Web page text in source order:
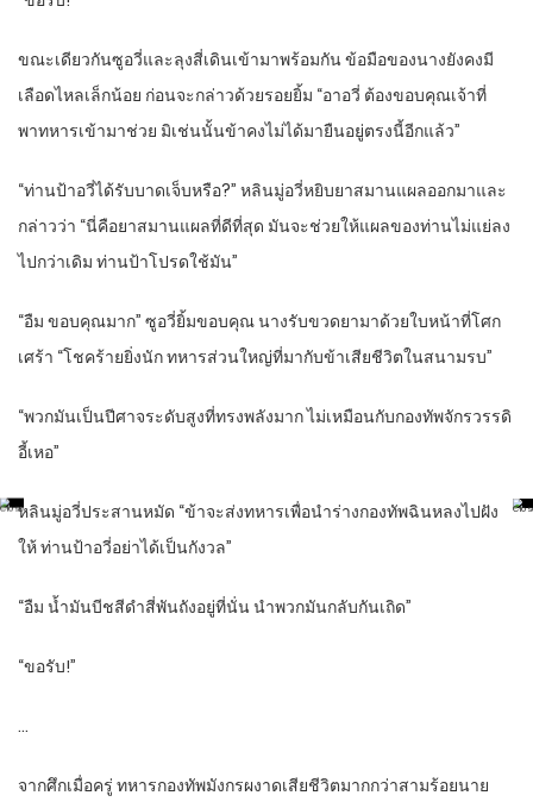
ขณะเดียวกันซูอวี่และลุงสี่เดินเข้ามาพร้อมกัน ข้อมือของนางยังคงมี
เลือดไหลเล็กน้อย ก่อนจะกล่าวด้วยรอยยิ้ม “อาอวี่ ต้องขอบคุณเจ้าที่
พาทหารเข้ามาช่วย มิเช่นนั้นข้าคงไม่ได้มายืนอยู่ตรงนี้อีกแล้ว”
“ท่านป้าอวี่ได้รับบาดเจ็บหรือ?” หลินมู่อวี่หยิบยาสมานแผลออกมาและ
กล่าวว่า “นี่คือยาสมานแผลที่ดีที่สุด มันจะช่วยให้แผลของท่านไม่แย่ลง
ไปกว่าเดิม ท่านป้าโปรดใช้มัน”
“อืม ขอบคุณมาก” ซูอวี่ยิ้มขอบคุณ นางรับขวดยามาด้วยใบหน้าที่โศก
เศร้า “โชคร้ายยิ่งนัก ทหารส่วนใหญ่ที่มากับข้าเสียชีวิตในสนามรบ”
“พวกมันเป็นปีศาจระดับสูงที่ทรงพลังมาก ไม่เหมือนกับกองทัพจักรวรรดิ
อี้เหอ”
หลินมู่อวี่ประสานหมัด “ข้าจะส่งทหารเพื่อนำร่างกองทัพฉินหลงไปฝัง
ให้ ท่านป้าอวี่อย่าได้เป็นกังวล”
“อืม น้ำมันบีชสีดำสี่พันถังอยู่ที่นั่น นำพวกมันกลับกันเถิด”
“ขอรับ!”
…
จากศึกเมื่อครู่ ทหารกองทัพมังกรผงาดเสียชีวิตมากกว่าสามร้อยนาย